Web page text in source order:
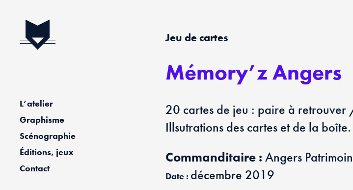
L’atelier
Graphisme
Scénographie
Éditions, jeux
Contact
Jeu de cartes
Mémory’z Angers
20 cartes de jeu : paire à
Illsutrations des cartes et de la boîte.
Commanditaire : Angers
Date : décembre 2019